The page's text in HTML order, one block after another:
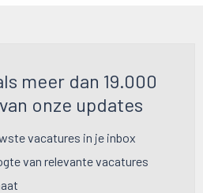
meer dan 19.000
onze updates
vacatures in je inbox
van relevante vacatures